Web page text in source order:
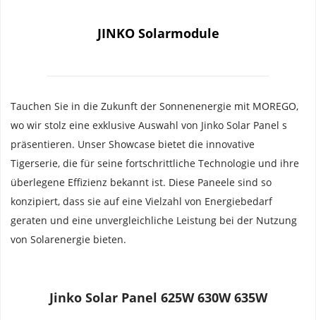
JINKO Solarmodule
Tauchen Sie in die Zukunft der Sonnenenergie mit MOREGO,
wo wir stolz eine exklusive Auswahl von Jinko Solar Panel s
präsentieren. Unser Showcase bietet die innovative
Tigerserie, die für seine fortschrittliche Technologie und ihre
überlegene Effizienz bekannt ist. Diese Paneele sind so
konzipiert, dass sie auf eine Vielzahl von Energiebedarf
geraten und eine unvergleichliche Leistung bei der Nutzung
von Solarenergie bieten.
Jinko Solar Panel 625W 630W 635W